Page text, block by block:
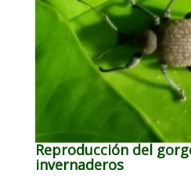
Reproducción del
invernaderos